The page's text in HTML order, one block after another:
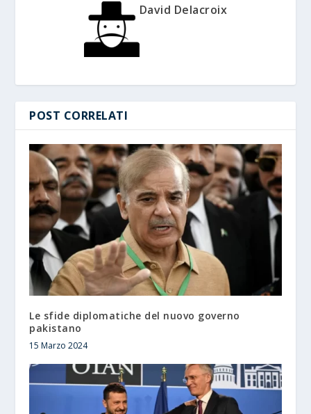
David Delacroix
POST CORRELATI
Le sfide diplomatiche del nuovo governo
pakistano
15 Marzo 2024